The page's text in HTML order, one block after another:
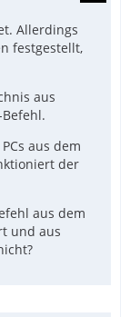
Allerdings
festgestellt,
aus
aus dem
der
aus dem
und aus